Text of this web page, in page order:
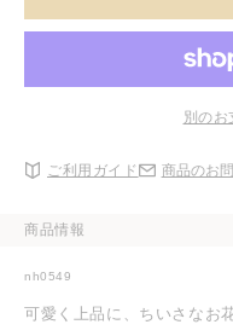
別のお
ご利用ガイド 商品のお
商品情報
nh0549
可愛く上品に、ちいさなお